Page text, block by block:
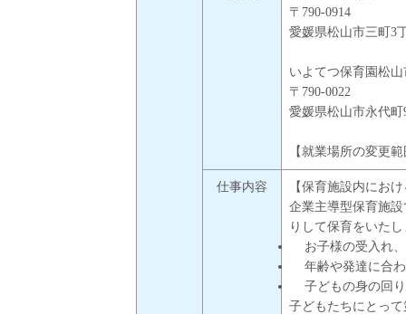
〒790-0914
愛媛県松山市三町3
いよてつ保育園松山
〒790-0022
愛媛県松山市永代町
【就業場所の変更
仕事内容
【保育施設内にお
企業主導型保育施
りして保育をいた
お子様の受入れ
年齢や発達に合
子どもの身の回
子どもたちにとっ